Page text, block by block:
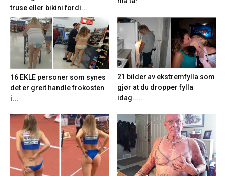
truse eller bikini fordi...
16 EKLE personer som synes
det er greit handle frokosten
i...
21 bilder av ekstremfylla som
gjør at du dropper fylla
idag.....